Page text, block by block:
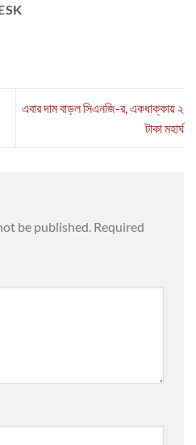
এবার দাম বাড়ল সিএনজি-র, একধাক্কায় ২
টাকা মহার্ঘ
be published. Required